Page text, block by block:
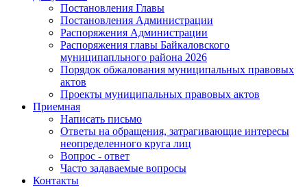
Постановления Главы
Постановления Администрации
Распоряжения Администрации
Распоряжения главы Байкаловского
муниципапльного района 2026
Порядок обжалования муниципальных правовых
актов
Проекты муниципальных правовых актов
Приемная
Написать письмо
Ответы на обращения, затрагивающие интересы
неопределенного круга лиц
Вопрос - ответ
Часто задаваемые вопросы
Контакты